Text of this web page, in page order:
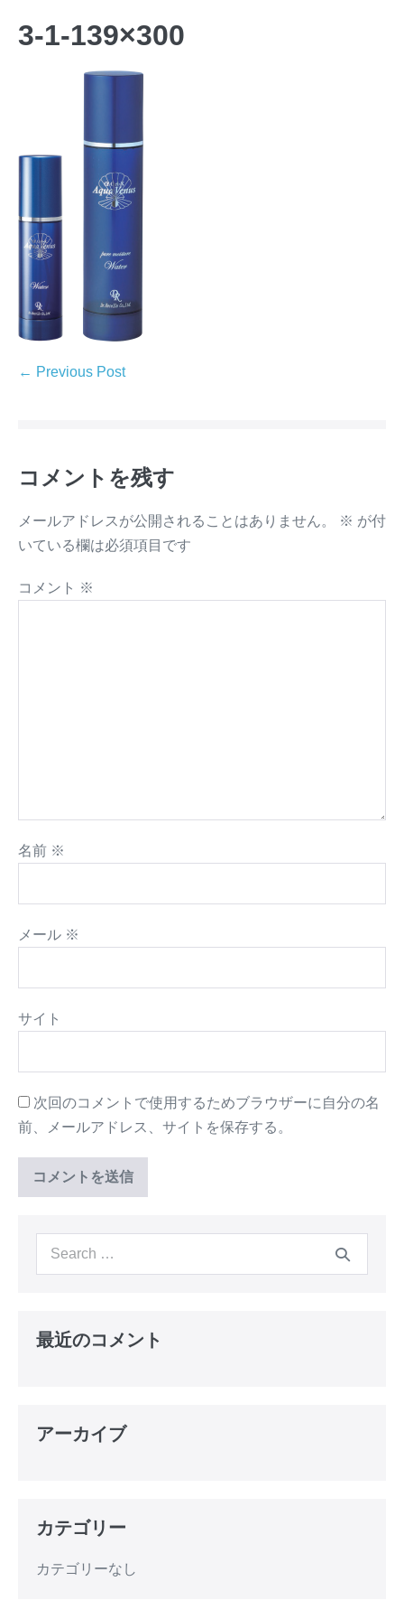
3-1-139×300
← Previous Post
コメントを残す
メールアドレスが公開されることはありません。 ※ が付
いている欄は必須項目です
コメント ※
名前 ※
メール ※
サイト
次回のコメントで使用するためブラウザーに自分の名
前、メールアドレス、サイトを保存する。
最近のコメント
アーカイブ
カテゴリー
カテゴリーなし